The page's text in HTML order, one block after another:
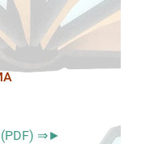
(PDF) ⇒►